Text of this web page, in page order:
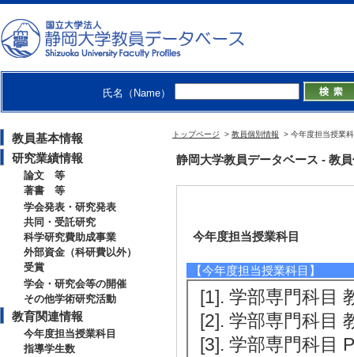
氏名（Name）
教員基本情報
研究業績情報
論文 等
著書 等
学会発表・研究発表
共同・受託研究
科学研究費助成事業
外部資金（科研費以外）
受賞
学会・研究会等の開催
その他学術研究活動
教育関連情報
今年度担当授業科目
指導学生数
トップページ > 教員個別情報 > 今年度担当授業
静岡大学教員データベース - 教
今年度担当授業科目
【今年度担当授業科目】
[1]. 学部専門科目
[2]. 学部専門科目
[3]. 学部専門科目